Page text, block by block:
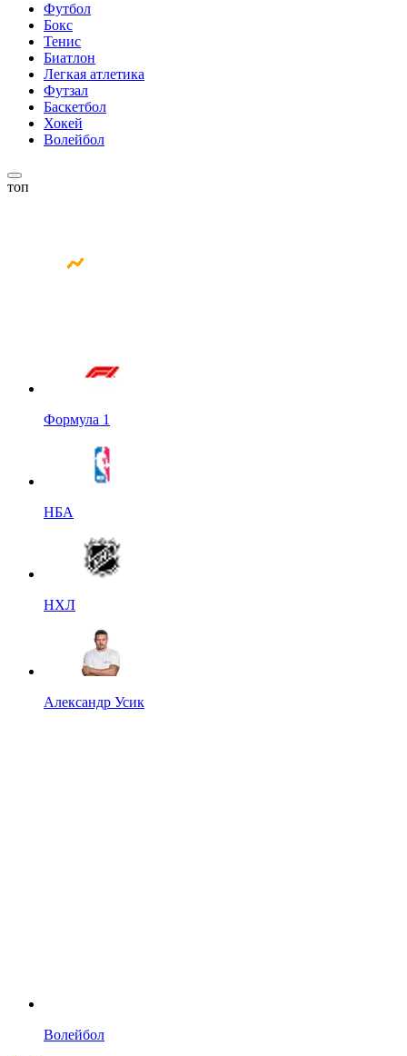
Футбол
Бокс
Тенис
Биатлон
Легкая атлетика
Футзал
Баскетбол
Хокей
Волейбол
топ
Формула 1
НБА
НХЛ
Александр Усик
Волейбол